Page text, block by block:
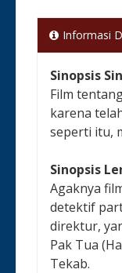
Informasi
Sinopsis
Film
karena
seperti itu,
Sinopsis
Agaknya
detektif
direktur,
Pak Tua
Tekab.